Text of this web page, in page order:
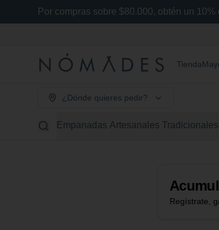
Por compras sobre $80.000, obtén un
Tienda
¿Dónde quieres pedir?
Empanadas Artesanales Tradicionales
Regístrate,